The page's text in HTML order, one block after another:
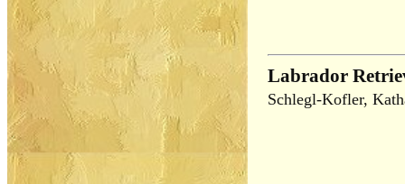
Labrador
Schlegl-Kofler,